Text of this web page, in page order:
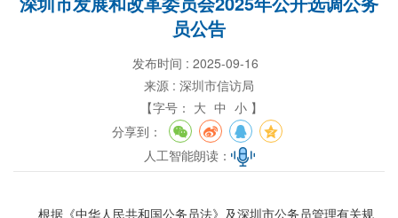
员公告
发布时间 : 2025-09-16
来源 : 深圳市信访局
【字号： 大 中 小 】
分享到：
人工智能朗读：
根据《中华人民共和国公务员法》及深圳市公务员管理有关规